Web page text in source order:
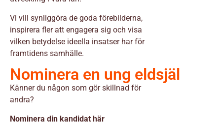
Vi vill synliggöra de goda förebilderna,
inspirera fler att engagera sig och visa
vilken betydelse ideella insatser har för
framtidens samhälle.
Nominera en ung eldsjäl
Känner du någon som gör skillnad för
andra?
Nominera din kandidat här